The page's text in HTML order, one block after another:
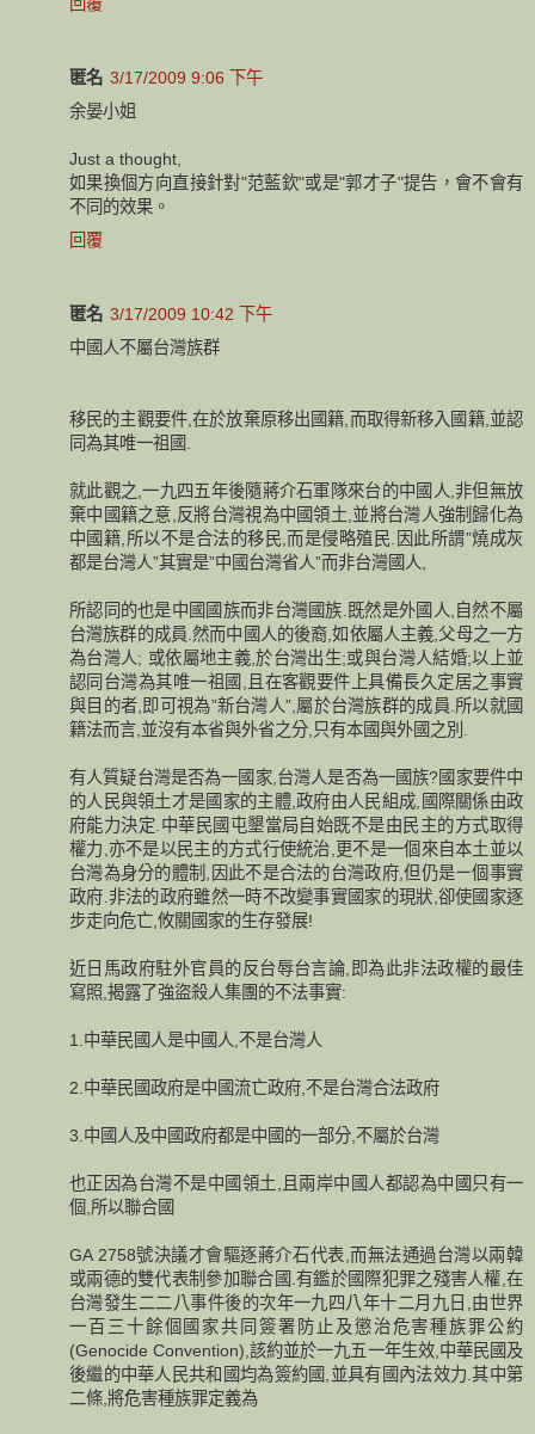
匿名 3/17/2009 9:06 下午
余晏小姐
Just a thought,
如果換個方向直接針對"范藍欽"或是"郭才子"提告，會不會有
不同的效果。
回覆
匿名 3/17/2009 10:42 下午
中國人不屬台灣族群
移民的主觀要件,在於放棄原移出國籍,而取得新移入國籍,並認
同為其唯一祖國.
就此觀之,一九四五年後隨蔣介石軍隊來台的中國人,非但無放
棄中國籍之意,反將台灣視為中國領土,並將台灣人強制歸化為
中國籍,所以不是合法的移民,而是侵略殖民.因此所謂”燒成灰
都是台灣人”其實是”中國台灣省人”而非台灣國人,
所認同的也是中國國族而非台灣國族.既然是外國人,自然不屬
台灣族群的成員.然而中國人的後裔,如依屬人主義,父母之一方
為台灣人; 或依屬地主義,於台灣出生;或與台灣人結婚;以上並
認同台灣為其唯一祖國,且在客觀要件上具備長久定居之事實
與目的者,即可視為”新台灣人”,屬於台灣族群的成員.所以就國
籍法而言,並沒有本省與外省之分,只有本國與外國之別.
有人質疑台灣是否為一國家,台灣人是否為一國族?國家要件中
的人民與領土才是國家的主體,政府由人民組成,國際關係由政
府能力決定.中華民國屯墾當局自始既不是由民主的方式取得
權力,亦不是以民主的方式行使統治,更不是一個來自本土並以
台灣為身分的體制,因此不是合法的台灣政府,但仍是ㄧ個事實
政府.非法的政府雖然一時不改變事實國家的現狀,卻使國家逐
步走向危亡,攸關國家的生存發展!
近日馬政府駐外官員的反台辱台言論,即為此非法政權的最佳
寫照,揭露了強盜殺人集團的不法事實:
1.中華民國人是中國人,不是台灣人
2.中華民國政府是中國流亡政府,不是台灣合法政府
3.中國人及中國政府都是中國的一部分,不屬於台灣
也正因為台灣不是中國領土,且兩岸中國人都認為中國只有一
個,所以聯合國
GA 2758號決議才會驅逐蔣介石代表,而無法通過台灣以兩韓
或兩德的雙代表制參加聯合國.有鑑於國際犯罪之殘害人權,在
台灣發生二二八事件後的次年一九四八年十二月九日,由世界
一百三十餘個國家共同簽署防止及懲治危害種族罪公約
(Genocide Convention),該約並於一九五一年生效,中華民國及
後繼的中華人民共和國均為簽約國,並具有國內法效力.其中第
二條,將危害種族罪定義為